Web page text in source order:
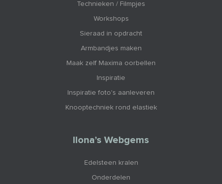
Technieken / Filmpjes
Workshops
Sieraad in opdracht
Armbandjes maken
Maak zelf Maxima oorbellen
Inspiratie
Inspiratie foto's aanleveren
Knooptechniek rond elastiek
Ilona’s Webgems
Edelsteen kralen
Onderdelen